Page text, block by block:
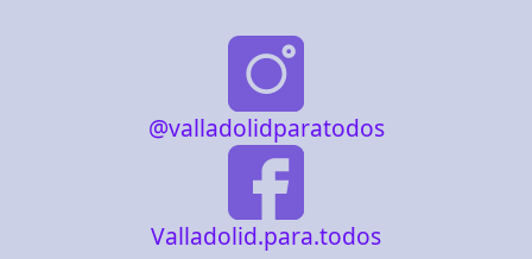
@valladolidparatodos
Valladolid.para.todos